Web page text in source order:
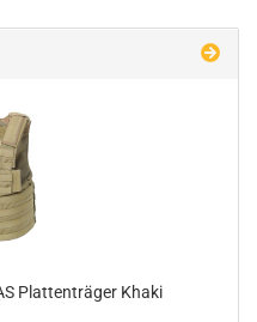
Plattenträger Khaki